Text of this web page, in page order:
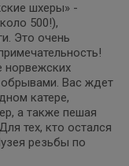
шхеры» -
500!),
Это очень
норвежских
Вас ждет
катере,
а также пешая
тех, кто остался
резьбы по